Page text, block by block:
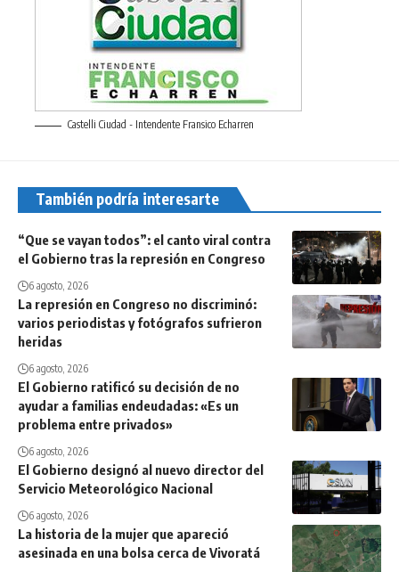
Castelli Ciudad - Intendente Fransico Echarren
También podría interesarte
“Que se vayan todos”: el canto viral contra
el Gobierno tras la represión en Congreso
6 agosto, 2026
La represión en Congreso no discriminó:
varios periodistas y fotógrafos sufrieron
heridas
6 agosto, 2026
El Gobierno ratificó su decisión de no
ayudar a familias endeudadas: «Es un
problema entre privados»
6 agosto, 2026
El Gobierno designó al nuevo director del
Servicio Meteorológico Nacional
6 agosto, 2026
La historia de la mujer que apareció
asesinada en una bolsa cerca de Vivoratá